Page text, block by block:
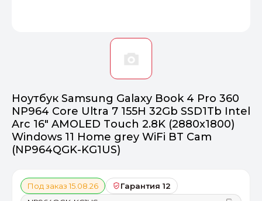
Ноутбук Samsung Galaxy Book 4 Pro 360
NP964 Core Ultra 7 155H 32Gb SSD1Tb Intel
Arc 16" AMOLED Touch 2.8K (2880x1800)
Windows 11 Home grey WiFi BT Cam
(NP964QGK-KG1US)
Под заказ 15.08.26
Гарантия 12